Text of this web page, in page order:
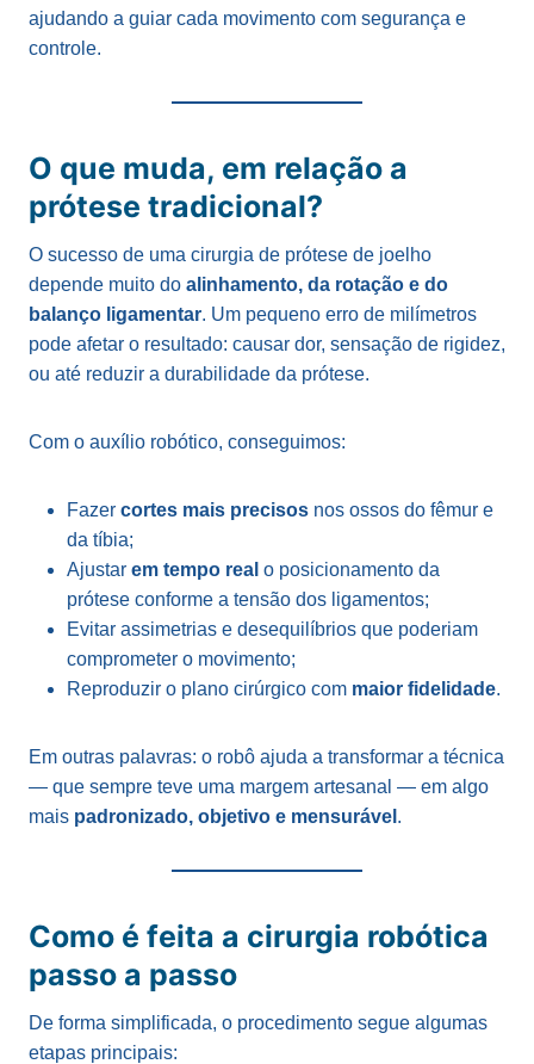
ajudando a guiar cada movimento com segurança e
controle.
O que muda, em relação a
prótese tradicional?
O sucesso de uma cirurgia de prótese de joelho
depende muito do alinhamento, da rotação e do
balanço ligamentar. Um pequeno erro de milímetros
pode afetar o resultado: causar dor, sensação de rigidez,
ou até reduzir a durabilidade da prótese.
Com o auxílio robótico, conseguimos:
Fazer cortes mais precisos nos ossos do fêmur e
da tíbia;
Ajustar em tempo real o posicionamento da
prótese conforme a tensão dos ligamentos;
Evitar assimetrias e desequilíbrios que poderiam
comprometer o movimento;
Reproduzir o plano cirúrgico com maior fidelidade.
Em outras palavras: o robô ajuda a transformar a técnica
— que sempre teve uma margem artesanal — em algo
mais padronizado, objetivo e mensurável .
Como é feita a cirurgia robótica
passo a passo
De forma simplificada, o procedimento segue algumas
etapas principais: